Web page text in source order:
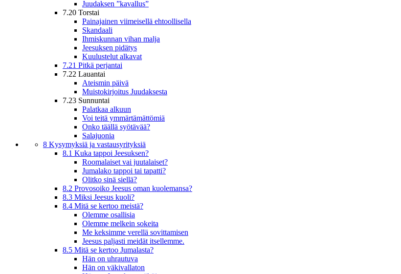
Juudaksen ”kavallus”
7.20 Torstai
Painajainen viimeisellä ehtoollisella
Skandaali
Ihmiskunnan vihan malja
Jeesuksen pidätys
Kuulustelut alkavat
7.21 Pitkä perjantai
7.22 Lauantai
Ateismin päivä
Muistokirjoitus Juudaksesta
7.23 Sunnuntai
Palatkaa alkuun
Voi teitä ymmärtämättömiä
Onko täällä syötävää?
Salajuonia
8 Kysymyksiä ja vastausyrityksiä
8.1 Kuka tappoi Jeesuksen?
Roomalaiset vai juutalaiset?
Jumalako tappoi tai tapatti?
Olitko sinä siellä?
8.2 Provosoiko Jeesus oman kuolemansa?
8.3 Miksi Jeesus kuoli?
8.4 Mitä se kertoo meistä?
Olemme osallisia
Olemme melkein sokeita
Me keksimme verellä sovittamisen
Jeesus paljasti meidät itsellemme.
8.5 Mitä se kertoo Jumalasta?
Hän on uhrautuva
Hän on väkivallaton